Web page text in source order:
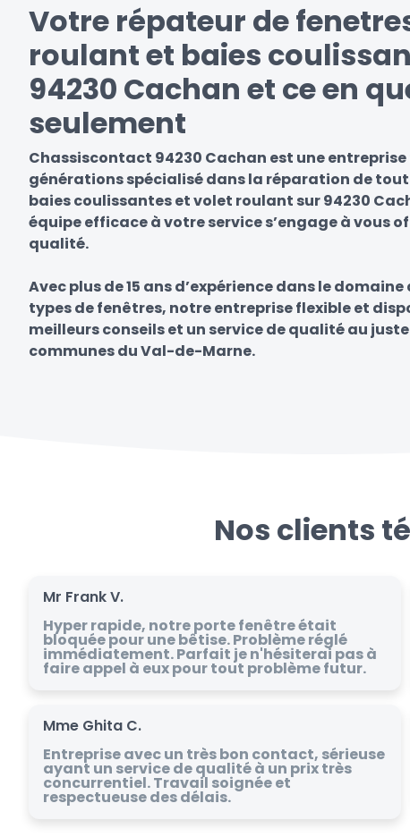
Votre répateur de
roulant et baies
94230 Cachan et ce en
seulement
Chassiscontact 94230 Cachan est une
générations spécialisé dans la réparation de
baies coulissantes et volet roulant sur 94230
équipe efficace à votre service s’engage à vous
qualité.
Avec plus de 15 ans d’expérience dans le
types de fenêtres, notre entreprise flexible et
meilleurs conseils et un service de qualité au
communes du Val-de-Marne.
Nos clients
Mr Frank V.
Hyper rapide, notre porte fenêtre était
bloquée pour une bêtise. Problème réglé
immédiatement. Parfait je n'hésiterai pas à
faire appel à eux pour tout problème futur.
Mme Ghita C.
Entreprise avec un très bon contact, sérieuse
ayant un service de qualité à un prix très
concurrentiel. Travail soignée et
respectueuse des délais.